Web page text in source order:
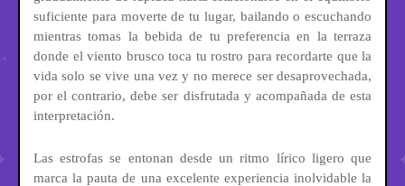
suficiente para moverte de tu lugar, bailando o escuchando
mientras tomas la bebida de tu preferencia en la terraza
donde el viento brusco toca tu rostro para recordarte que la
vida solo se vive una vez y no merece ser desaprovechada,
por el contrario, debe ser disfrutada y acompañada de esta
interpretación.
Las estrofas se entonan desde un ritmo lírico ligero que
marca la pauta de una excelente experiencia inolvidable la